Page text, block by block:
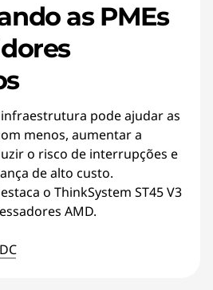
as PMEs
pode ajudar as
menos, aumentar a
o risco de interrupções e
de alto custo.
o ThinkSystem ST45 V3
AMD.